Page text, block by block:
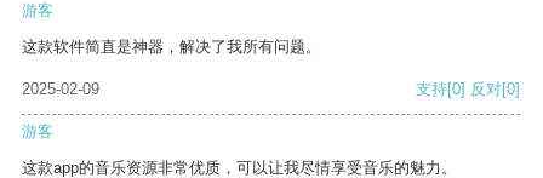
游客
这款软件简直是神器，解决了我所有问题。
2025-02-09 支持[0] 反对[0]
游客
这款app的音乐资源非常优质，可以让我尽情享受音乐的魅力。